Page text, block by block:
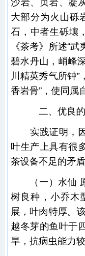
沙岩、页岩、凝
大部分为火山砾
石，中者生砾壤
《茶考》所述“
碧水丹山，峭峰
川精英秀气所钟
香岩骨”，使同属
二、优良的
实践证明，因
叶生产上具有很
茶设备不足的矛盾
（一）水仙 原
树良种，小乔木
展，叶肉特厚。
越冬芽的鱼叶于
旱，抗病虫能力